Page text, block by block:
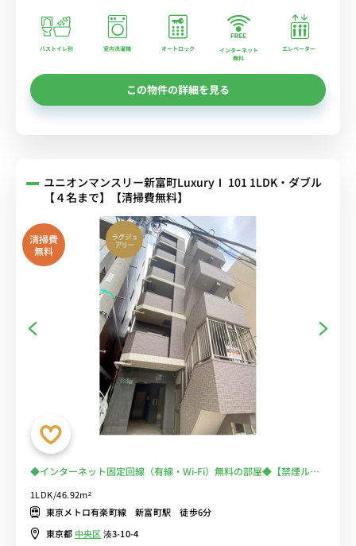
バストイレ別 室内洗濯機 オートロック
インターネット
無料
エレベーター
この物件の詳細を見る
ユニオンマンスリー新富町LuxuryⅠ 101 1LDK・ダブル
【４名まで】【清掃費無料】
清掃費
無料
◆インターネット固定回線（有線・Wi-Fi）無料の部屋◆【禁煙ルー
街と住宅地の融合した街で下町情緒もあり、楽しみ方は無限大。
1LDK/46.92m²
東京メトロ有楽町線 新富町駅 徒歩6分
東京都 中央区湊3-10-4